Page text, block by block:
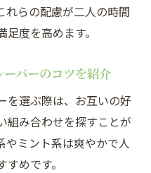
れらの配慮が二人の時間
度を高めます。
バーのコツを紹介
を選ぶ際は、お互いの好
組み合わせを探すことが
やミント系は爽やかで人
めです。